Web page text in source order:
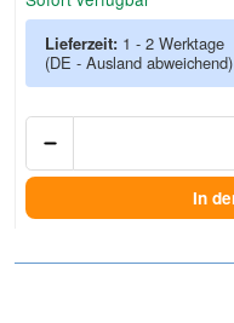
Lieferzeit: 1 - 2 Werktage
(DE - Ausland abweichend)
In